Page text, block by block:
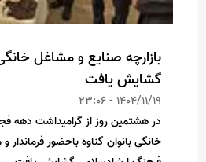
بازارچه صنایع و مشاغل
گشایش یافت
1404/11/19 - 23:06
در هشتمین روز از گرامیداشت دهه
خانگی بانوان گناوه باحضور فرماندار